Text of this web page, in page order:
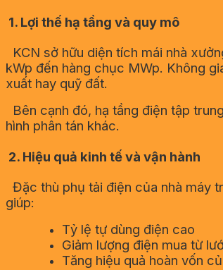
1. Lợi thế hạ tầng và quy mô
KCN sở hữu diện tích mái nhà
kWp đến hàng chục MWp. Không
xuất hay quỹ đất.
Bên cạnh đó, hạ tầng điện tập
hình phân tán khác.
2. Hiệu quả kinh tế và vận hành
Đặc thù phụ tải điện của nhà máy
giúp:
Tỷ lệ tự dùng điện cao
Giảm lượng điện mua từ
Tăng hiệu quả hoàn vốn